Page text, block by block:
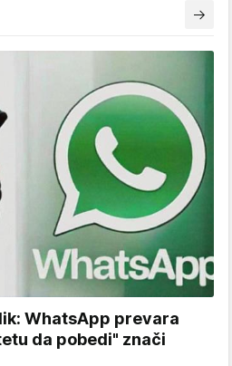
WhatsApp prevara
da pobedi" znači